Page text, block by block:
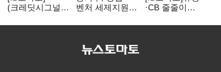
(크레딧시그널)
수혜에도
벤처 세제지원
사업승계
·CB 줄줄이
벌점 급증에 상폐